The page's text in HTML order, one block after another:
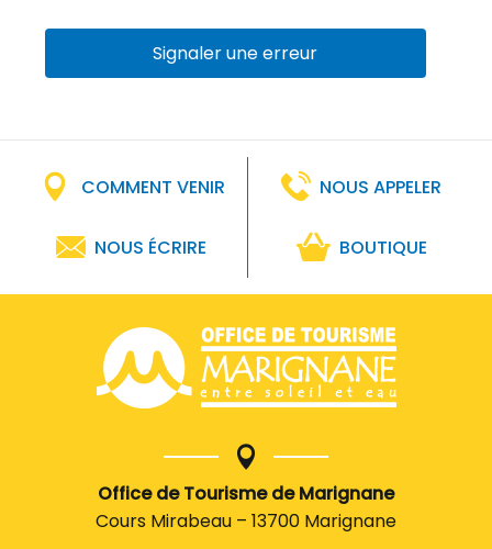
Signaler une erreur
COMMENT VENIR NOUS APPELER
NOUS ÉCRIRE BOUTIQUE
Office de Tourisme de Marignane
Cours Mirabeau – 13700 Marignane